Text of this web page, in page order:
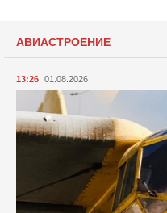
АВИАСТРОЕНИЕ
13:26 01.08.2026